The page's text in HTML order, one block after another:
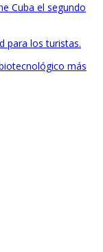
Cuba el segundo
para los turistas.
más